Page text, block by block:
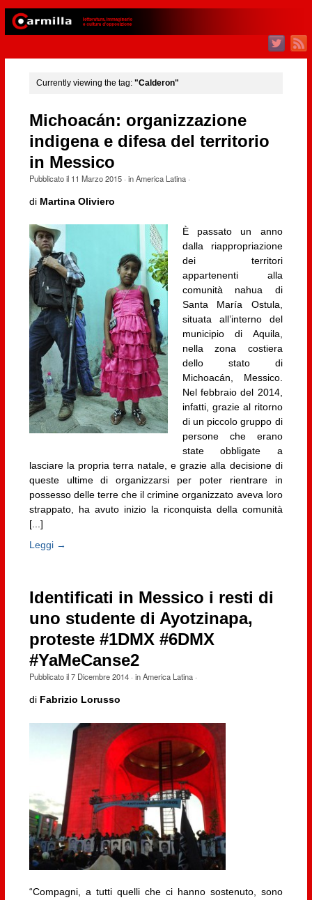
Currently viewing the tag: "Calderon"
Michoacán: organizzazione
indigena e difesa del territorio
in Messico
Pubblicato il 11 Marzo 2015· inAmerica Latina·
di Martina Oliviero
È passato un anno
dalla riappropriazione
dei territori
appartenenti alla
comunità nahua di
Santa María Ostula,
situata all’interno del
municipio di Aquila,
nella zona costiera
dello stato di
Michoacán, Messico.
Nel febbraio del 2014,
infatti, grazie al ritorno
di un piccolo gruppo di
persone che erano
state obbligate a
lasciare la propria terra natale, e grazie alla decisione di
queste ultime di organizzarsi per poter rientrare in
possesso delle terre che il crimine organizzato aveva loro
strappato, ha avuto inizio la riconquista della comunità
[...]
Leggi →
Identificati in Messico i resti di
uno studente di Ayotzinapa,
proteste #1DMX #6DMX
#YaMeCanse2
Pubblicato il7 Dicembre 2014· inAmerica Latina·
di Fabrizio Lorusso
“Compagni, a tutti quelli che ci hanno sostenuto, sono